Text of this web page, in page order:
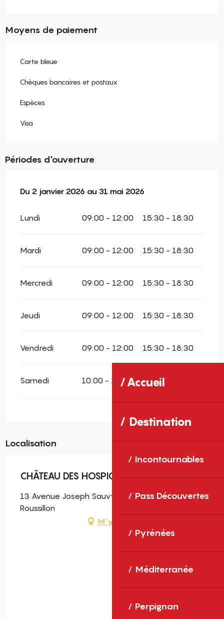
Accueil
Destination
Incontournables
Pass Découvertes
Pyrénées
Méditerranée
Perpignan
Moyens de paiement
Carte bleue
Chèques bancaires et postaux
Espèces
Visa
Périodes d'ouverture
Du 2 janvier 2026 au 31 mai 2026
Du 2 janvier 2026 au 31 mai 2026
Lundi 09:00 - 12:00 15:30 - 18:30
Mardi 09:00 - 12:00 15:30 - 18:30
Mercredi 09:00 - 12:00 15:30 - 18:30
Jeudi 09:00 - 12:00 15:30 - 18:30
Vendredi 09:00 - 12:00 15:30 - 18:30
Samedi 10:00 - 12:00 17:00 - 19:00
Localisation
CHÂTEAU DES HOSPICES
13 Avenue Joseph Sauvy, 66140 Canet-en-
Roussillon
M'y rendre